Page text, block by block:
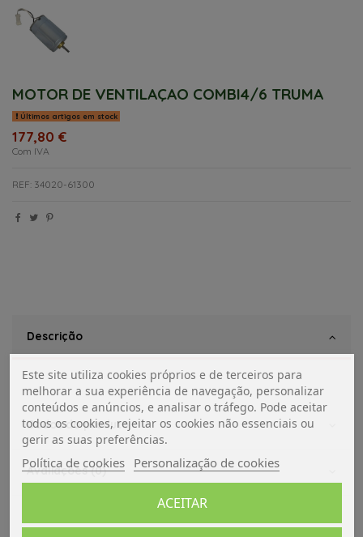
MOTOR DE VENTILAÇAO COMBI4/6 TRUMA
Últimos artigos em stock
177,80 €
Com IVA
REF: 34020-61300
Descrição
Dados do produto
Avaliações (0)
Este site utiliza cookies próprios e de terceiros para
melhorar a sua experiência de navegação, personalizar
conteúdos e anúncios, e analisar o tráfego. Pode aceitar
todos os cookies, rejeitar os cookies não essenciais ou
gerir as suas preferências.
Política de cookies Personalização de cookies
ACEITAR